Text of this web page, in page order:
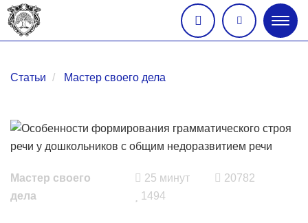
меню
Статьи Мастер своего дела
Мастер своего
дела
25 минут
20782
1494